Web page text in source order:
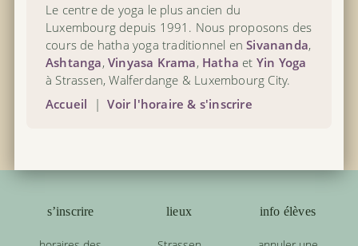
Le centre de yoga le plus ancien du
Luxembourg depuis 1991. Nous proposons des
cours de hatha yoga traditionnel enSivananda,
Ashtanga, Vinyasa Krama, Hatha et Yin Yoga
à Strassen, Walferdange & Luxembourg City.
Accueil |Voir l'horaire & s'inscrire
s’inscrire lieux info élèves